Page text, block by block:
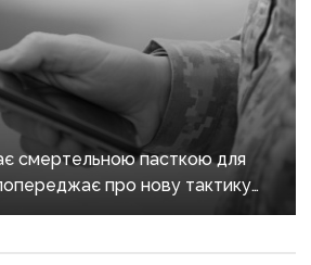
смертельною пасткою для
про нову тактику